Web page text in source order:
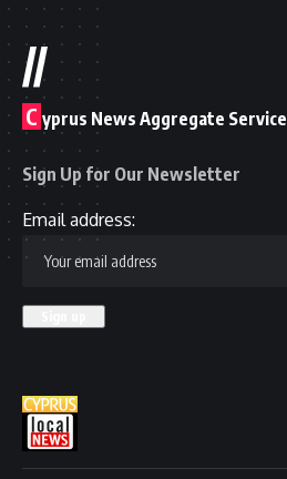
//
C yprus News Aggregate Service
Sign Up for Our Newsletter
Email address: